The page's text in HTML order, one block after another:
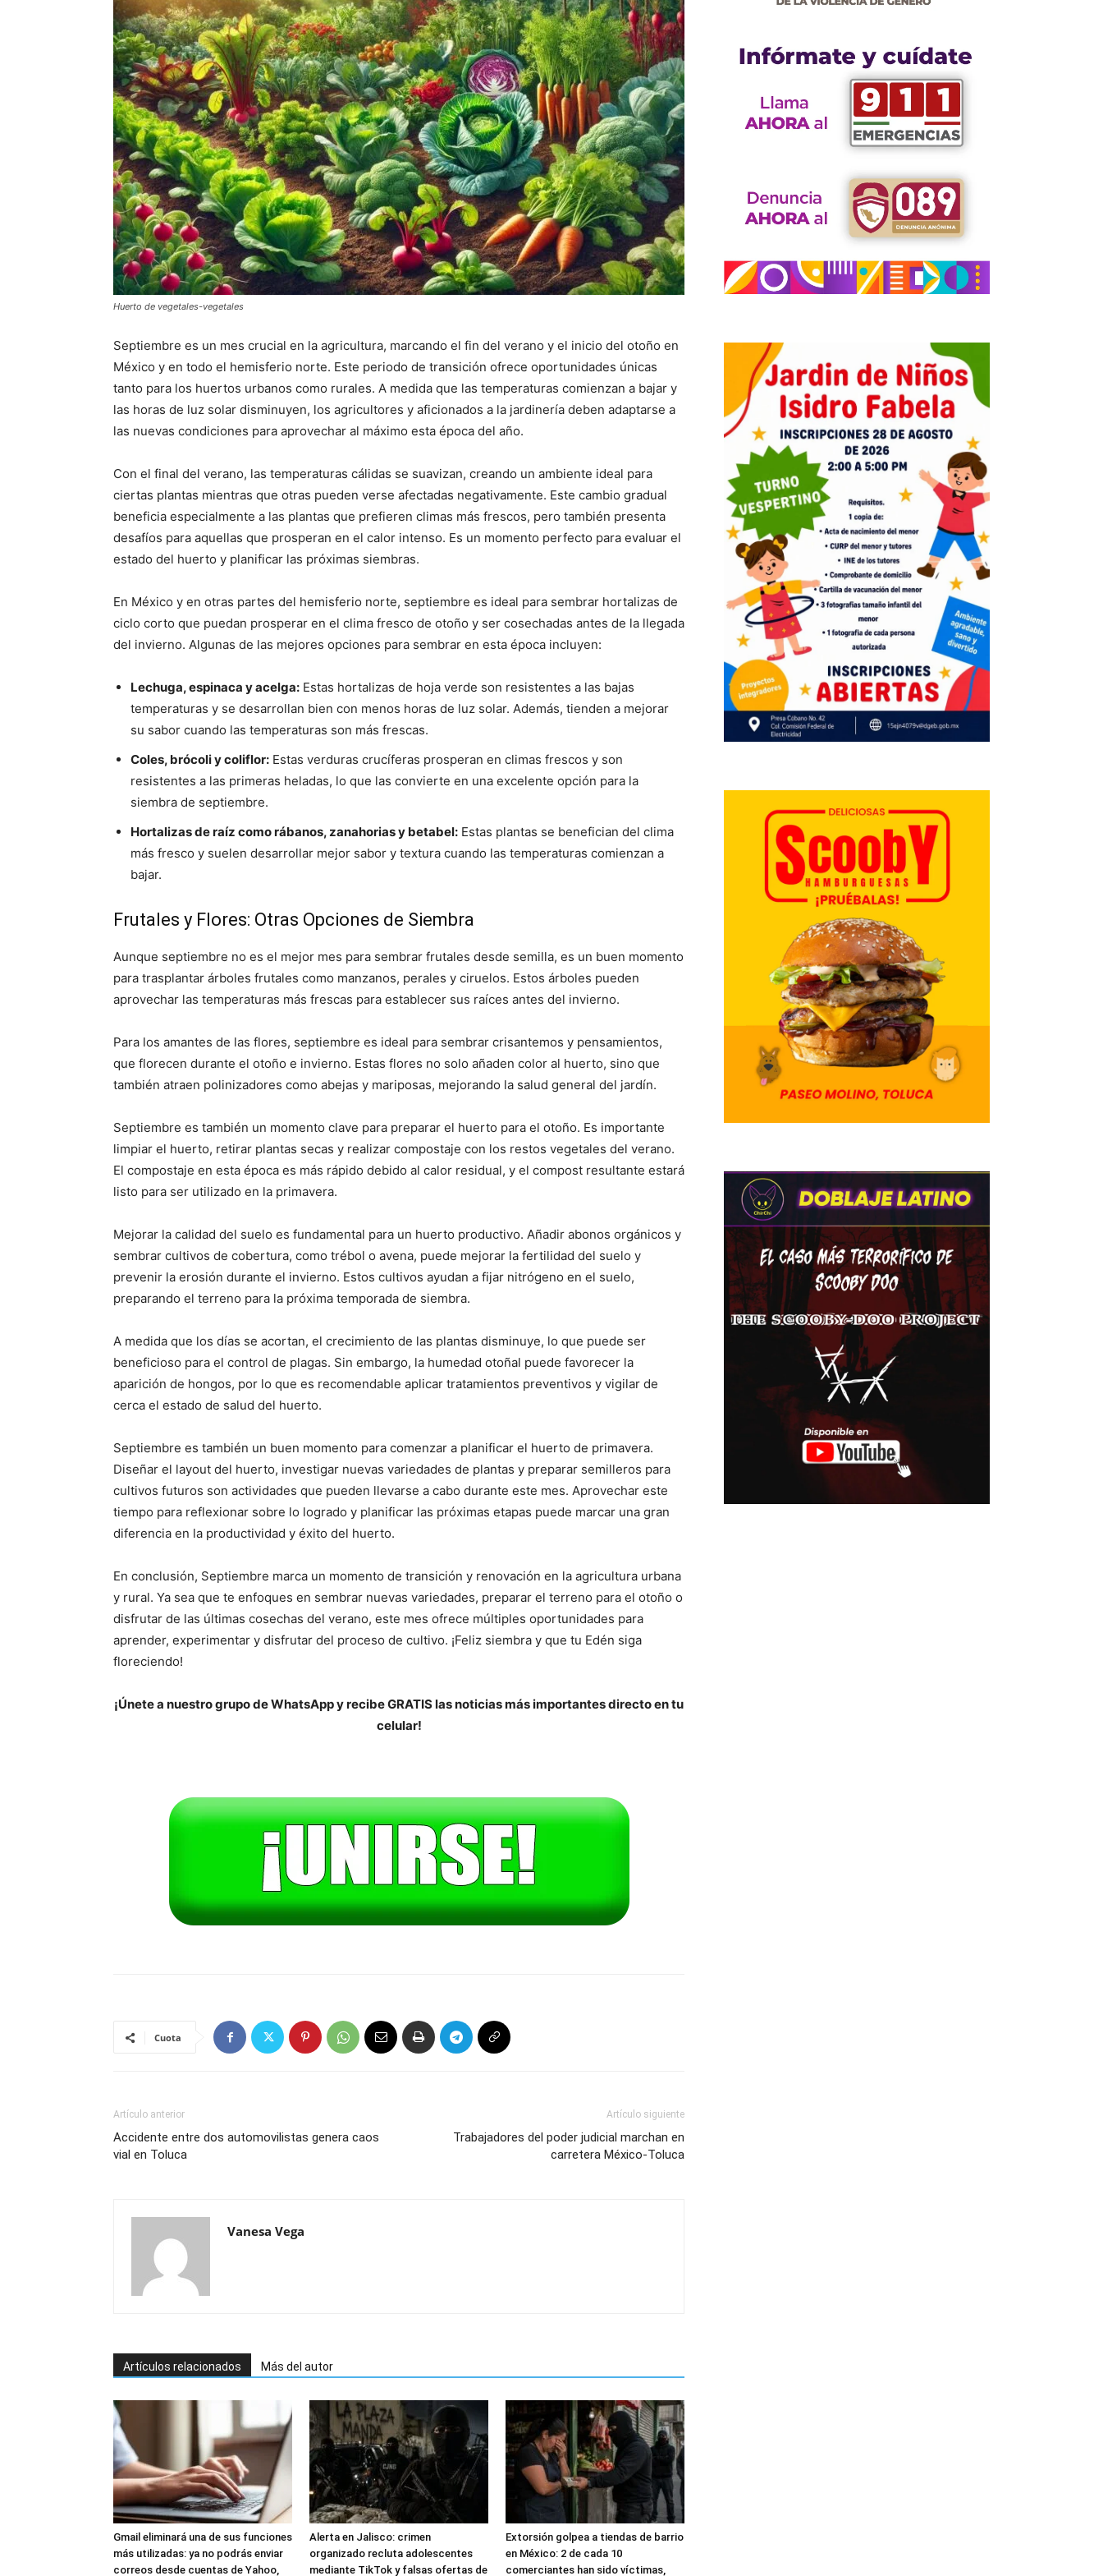
Huerto de vegetales-vegetales
Septiembre es un mes crucial en la agricultura, marcando el fin del verano y el inicio del otoño en
México y en todo el hemisferio norte. Este periodo de transición ofrece oportunidades únicas
tanto para los huertos urbanos como rurales. A medida que las temperaturas comienzan a bajar y
las horas de luz solar disminuyen, los agricultores y aficionados a la jardinería deben adaptarse a
las nuevas condiciones para aprovechar al máximo esta época del año.
Con el final del verano, las temperaturas cálidas se suavizan, creando un ambiente ideal para
ciertas plantas mientras que otras pueden verse afectadas negativamente. Este cambio gradual
beneficia especialmente a las plantas que prefieren climas más frescos, pero también presenta
desafíos para aquellas que prosperan en el calor intenso. Es un momento perfecto para evaluar el
estado del huerto y planificar las próximas siembras.
En México y en otras partes del hemisferio norte, septiembre es ideal para sembrar hortalizas de
ciclo corto que puedan prosperar en el clima fresco de otoño y ser cosechadas antes de la llegada
del invierno. Algunas de las mejores opciones para sembrar en esta época incluyen:
Lechuga, espinaca y acelga: Estas hortalizas de hoja verde son resistentes a las bajas
temperaturas y se desarrollan bien con menos horas de luz solar. Además, tienden a mejorar
su sabor cuando las temperaturas son más frescas.
Coles, brócoli y coliflor: Estas verduras crucíferas prosperan en climas frescos y son
resistentes a las primeras heladas, lo que las convierte en una excelente opción para la
siembra de septiembre.
Hortalizas de raíz como rábanos, zanahorias y betabel: Estas plantas se benefician del clima
más fresco y suelen desarrollar mejor sabor y textura cuando las temperaturas comienzan a
bajar.
Frutales y Flores: Otras Opciones de Siembra
Aunque septiembre no es el mejor mes para sembrar frutales desde semilla, es un buen momento
para trasplantar árboles frutales como manzanos, perales y ciruelos. Estos árboles pueden
aprovechar las temperaturas más frescas para establecer sus raíces antes del invierno.
Para los amantes de las flores, septiembre es ideal para sembrar crisantemos y pensamientos,
que florecen durante el otoño e invierno. Estas flores no solo añaden color al huerto, sino que
también atraen polinizadores como abejas y mariposas, mejorando la salud general del jardín.
Septiembre es también un momento clave para preparar el huerto para el otoño. Es importante
limpiar el huerto, retirar plantas secas y realizar compostaje con los restos vegetales del verano.
El compostaje en esta época es más rápido debido al calor residual, y el compost resultante estará
listo para ser utilizado en la primavera.
Mejorar la calidad del suelo es fundamental para un huerto productivo. Añadir abonos orgánicos y
sembrar cultivos de cobertura, como trébol o avena, puede mejorar la fertilidad del suelo y
prevenir la erosión durante el invierno. Estos cultivos ayudan a fijar nitrógeno en el suelo,
preparando el terreno para la próxima temporada de siembra.
A medida que los días se acortan, el crecimiento de las plantas disminuye, lo que puede ser
beneficioso para el control de plagas. Sin embargo, la humedad otoñal puede favorecer la
aparición de hongos, por lo que es recomendable aplicar tratamientos preventivos y vigilar de
cerca el estado de salud del huerto.
Septiembre es también un buen momento para comenzar a planificar el huerto de primavera.
Diseñar el layout del huerto, investigar nuevas variedades de plantas y preparar semilleros para
cultivos futuros son actividades que pueden llevarse a cabo durante este mes. Aprovechar este
tiempo para reflexionar sobre lo logrado y planificar las próximas etapas puede marcar una gran
diferencia en la productividad y éxito del huerto.
En conclusión, Septiembre marca un momento de transición y renovación en la agricultura urbana
y rural. Ya sea que te enfoques en sembrar nuevas variedades, preparar el terreno para el otoño o
disfrutar de las últimas cosechas del verano, este mes ofrece múltiples oportunidades para
aprender, experimentar y disfrutar del proceso de cultivo. ¡Feliz siembra y que tu Edén siga
floreciendo!
¡Únete a nuestro grupo de WhatsApp y recibe GRATIS las noticias más importantes directo en tu
celular!
Cuota
Artículo anterior
Accidente entre dos automovilistas genera caos
vial en Toluca
Artículo siguiente
Trabajadores del poder judicial marchan en
carretera México-Toluca
Vanesa Vega
Artículos relacionados Más del autor
Gmail eliminará una de sus funciones
más utilizadas: ya no podrás enviar
correos desde cuentas de Yahoo,
Alerta en Jalisco: crimen
organizado recluta adolescentes
mediante TikTok y falsas ofertas de
Extorsión golpea a tiendas de barrio
en México: 2 de cada 10
comerciantes han sido víctimas,